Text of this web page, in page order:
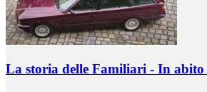
La storia delle Familiari - In abito